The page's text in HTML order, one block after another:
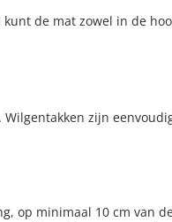
de mat zowel in de
zijn
op minimaal 10 cm van